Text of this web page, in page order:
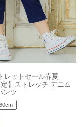
レットセール春夏
】ストレッチ デニム
ンツ